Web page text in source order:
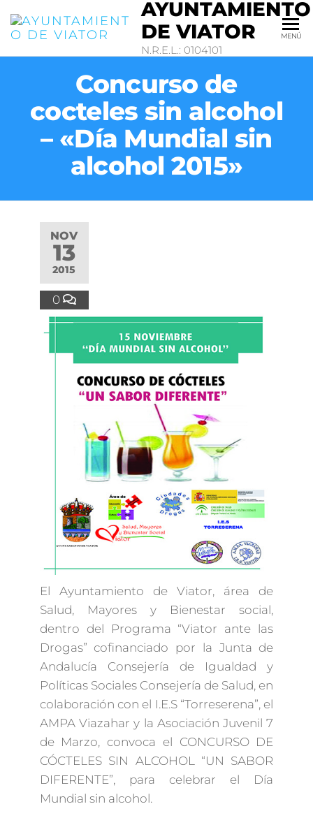
AYUNTAMIENTO
DE VIATOR
N.R.E.L.: 0104101
MENÚ
Concurso de
cocteles sin alcohol
– «Día Mundial sin
alcohol 2015»
NOV
13
2015
0
El Ayuntamiento de Viator, área de
Salud, Mayores y Bienestar social,
dentro del Programa “Viator ante las
Drogas” cofinanciado por la Junta de
Andalucía Consejería de Igualdad y
Políticas Sociales Consejería de Salud, en
colaboración con el I.E.S “Torreserena”, el
AMPA Viazahar y la Asociación Juvenil 7
de Marzo, convoca el CONCURSO DE
CÓCTELES SIN ALCOHOL “UN SABOR
DIFERENTE”, para celebrar el Día
Mundial sin alcohol.